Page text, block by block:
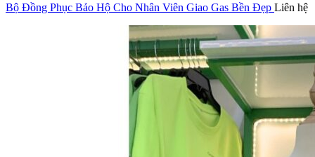
Bộ Đồng Phục Bảo Hộ Cho Nhân Viên Giao Gas Bền Đẹp Liên hệ